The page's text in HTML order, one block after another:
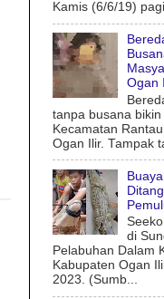
Kamis (6/6/19)
Ogan
tanpa busana
Kecamatan
Ogan Ilir. Tampak
di
Pelabuhan Dalam
Kabupaten Ogan
2023. (Sumb...